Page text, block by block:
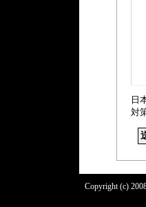
日
対
Copyright (c)